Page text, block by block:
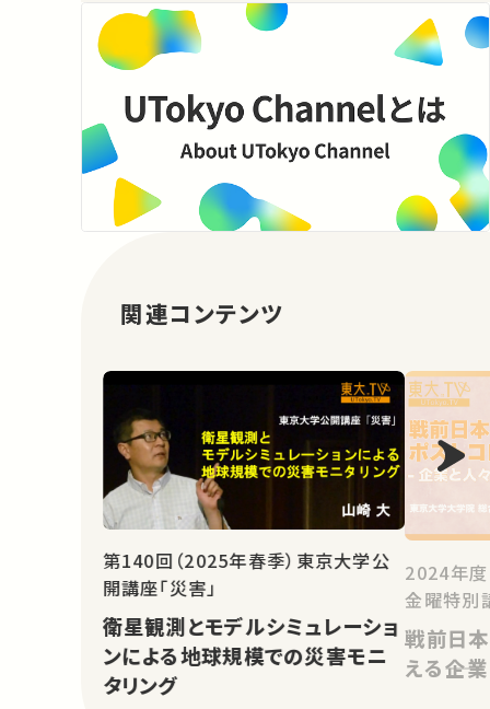
関連コンテンツ
第140回（2025年春季）東京大学公
開講座「災害」
衛星観測とモデルシミュレーショ
ンによる地球規模での災害モニ
タリング
2024年度
金曜特別
戦前日
える――企